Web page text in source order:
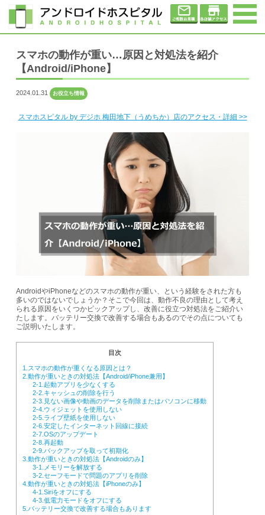
スマホの動作が重い…原因と対処法を紹介
【Android/iPhone】
2024.01.31 お役立ち情報
スマホスピタル by デジホ 梅田地下（うめちか）店のアクセス・詳細 >>
AndroidやiPhoneなどのスマホの動作が重い、という経験をされた方も
多いのではないでしょうか？そこで今回は、動作不良の理由として考え
られる原因をいくつかピックアップし、改善に役立つ対処法をご紹介い
たします。バッテリー交換で改善する場合もあるのでその点についても
ご説明いたします。
目次
1.スマホの動作が重くなる原因とは？
2.動作が重いときの対処法【Android/iPhone兼用】
2-1.起動アプリを少なくする
2-2.キャッシュの削除を行う
2-3.見ない画像や動画のデータを削除またはパソコンに移動
2-4.ウィジェットを使用しない
2-5.ライブ壁紙を使用しない
2-6.安定したインターネット回線に接続
2-7.OSのアップデート
2-8.再起動
2-9.バックアップを取って初期化
3.動作が重いときの対処法【Androidのみ】
3-1.メモリーを解放する
3-2.セーフモードで問題のアプリを削除
4.動作が重いときの対処法【iPhoneのみ】
4-1.Siriをオフにする
4-3.低電力モードをオフにする
5.バッテリー交換で改善する場合もあります